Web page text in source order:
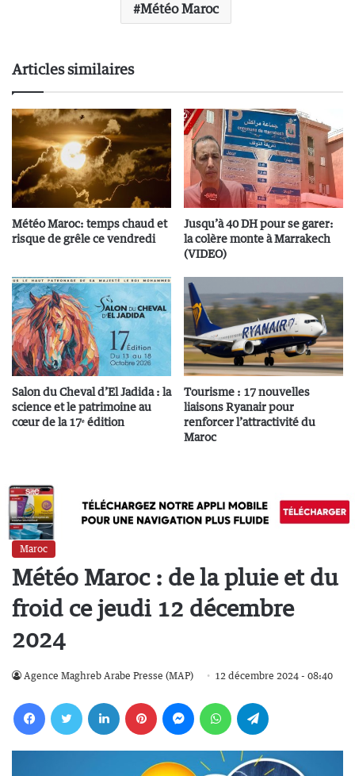
Météo Maroc
Articles similaires
Météo Maroc: temps chaud et
risque de grêle ce vendredi
Jusqu’à 40 DH pour se garer:
la colère monte à Marrakech
(VIDEO)
Salon du Cheval d’El Jadida : la
science et le patrimoine au
cœur de la 17ᵉ édition
Tourisme : 17 nouvelles
liaisons Ryanair pour
renforcer l’attractivité du
Maroc